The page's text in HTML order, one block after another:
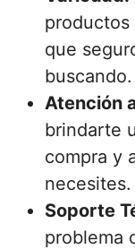
productos
que
buscando.
Atención
brindarte
compra y
necesites.
Soporte
problema